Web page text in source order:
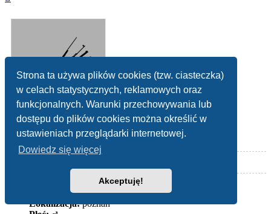
Strona ta używa plików cookies (tzw. ciasteczka)
w celach statystycznych, reklamowych oraz
funkcjonalnych. Warunki przechowywania lub
dostępu do plików cookies można określić w
ustawieniach przeglądarki internetowej.
Dowiedz się więcej
Akceptuję!
Rejestracja:wtorek 03 maja 2016, 19:37
Lokalizacja:poznan